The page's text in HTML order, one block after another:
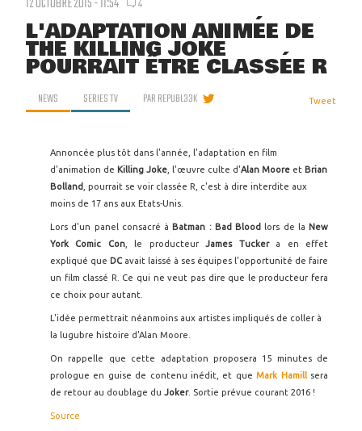
4
L'ADAPTATION ANIMÉE DE
THE KILLING JOKE
POURRAIT ÊTRE CLASSÉE R
NEWS SERIES TV PARREPUBL33K Tweet
Annoncée plus tôt dans l'année, l'adaptation en film
d'animation de Killing Joke , l'œuvre culte d'Alan Moore et Brian
Bolland
, pourrait se voir classée R, c'est à dire interdite aux
moins de 17 ans aux Etats-Unis.
Lors d'un panel consacré à Batman : Bad Blood lors de la New
York Comic Con, le producteurJames Tuckera en effet
expliqué que DC avait laissé à ses équipes l'opportunité de faire
un film classé R. Ce qui ne veut pas dire que le producteur fera
ce choix pour autant.
L'idée permettrait néanmoins aux artistes impliqués de coller à
la lugubre histoire d'Alan Moore.
On rappelle que cette adaptation proposera 15 minutes de
prologue en guise de contenu inédit, et queMark Hamillsera
de retour au doublage du Joker. Sortie prévue courant 2016 !
Source